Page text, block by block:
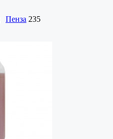
Пенза 235